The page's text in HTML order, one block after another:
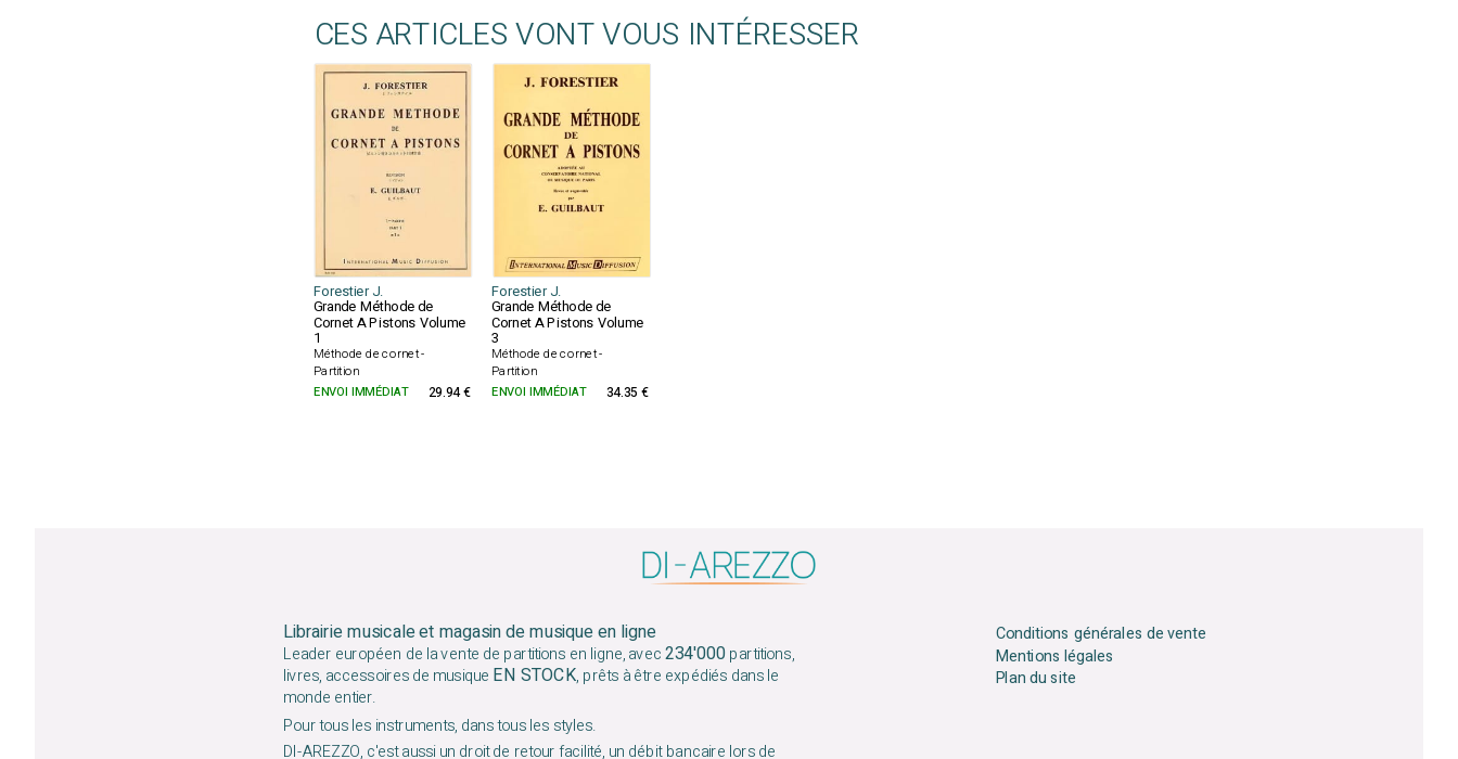
CES ARTICLES VONT VOUS INTÉRESSER
Forestier J. Forestier J.
Grande Méthode de
Cornet A Pistons Volume
1
Méthode de cornet -
Partition
Grande Méthode de
Cornet A Pistons Volume
3
Méthode de cornet -
Partition
ENVOI IMMÉDIAT 29.94 € ENVOI IMMÉDIAT 34.35 €
Librairie musicale et magasin de musique en ligne
Leader européen de la vente de partitions en ligne, avec234'000partitions,
livres, accessoires de musique EN STOCK, prêts à être expédiés dans le
monde entier.
Pour tous les instruments, dans tous les styles.
DI-AREZZO, c'est aussi un droit de retour facilité, un débit bancaire lors de
Conditions générales de vente
Mentions légales
Plan du site